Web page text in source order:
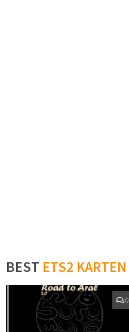
BEST ETS2 KARTEN
0